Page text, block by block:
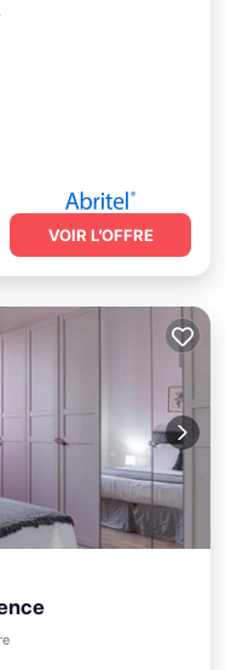
VOIR L’OFFRE